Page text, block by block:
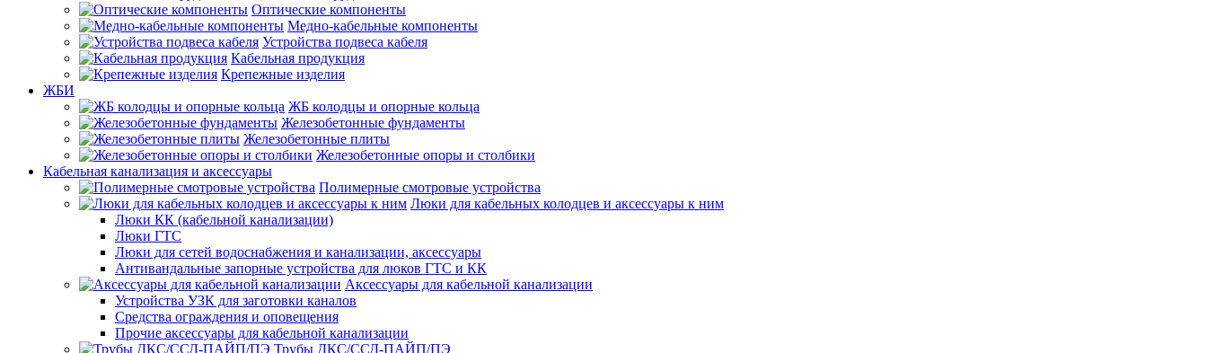
Оптические компоненты
Медно-кабельные компоненты
Устройства подвеса кабеля
Кабельная продукция
Крепежные изделия
ЖБИ
ЖБ колодцы и опорные кольца
Железобетонные фундаменты
Железобетонные плиты
Железобетонные опоры и столбики
Кабельная канализация и аксессуары
Полимерные смотровые устройства
Люки для кабельных колодцев и аксессуары к ним
Люки КК (кабельной канализации)
Люки ГТС
Люки для сетей водоснабжения и канализации, аксессуары
Антивандальные запорные устройства для люков ГТС и КК
Аксессуары для кабельной канализации
Устройства УЗК для заготовки каналов
Средства ограждения и оповещения
Прочие аксессуары для кабельной канализации
Трубы ДКС/ССД-ПАЙП/ПЭ